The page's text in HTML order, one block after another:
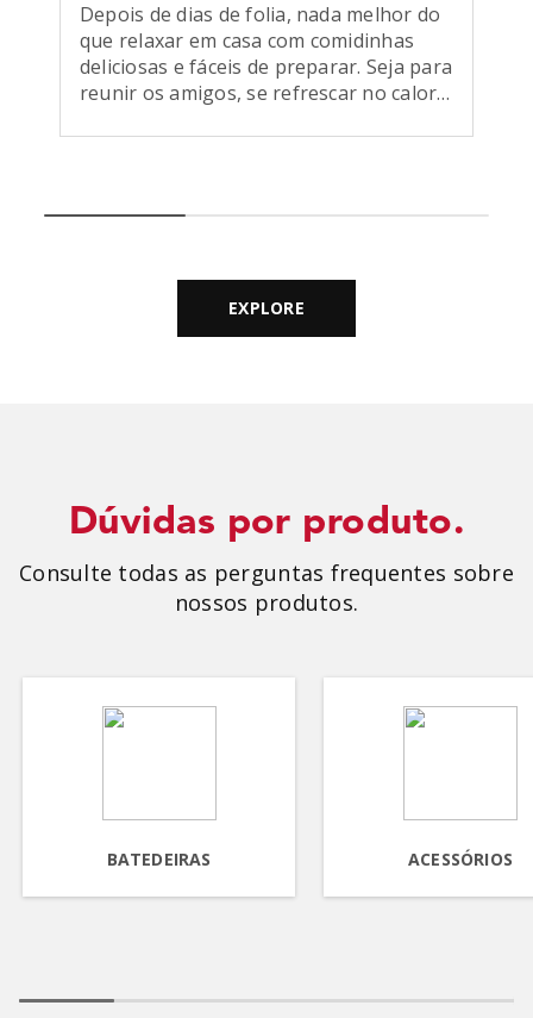
Depois de dias de folia, nada melhor do
que relaxar em casa com comidinhas
deliciosas e fáceis de preparar. Seja para
reunir os amigos, se refrescar no calor
recuperar, selecionamos receitas
Pizza de forno Nada como […]
EXPLORE
Dúvidas por produto.
Consulte todas as perguntas frequentes sobre
nossos produtos.
BATEDEIRAS ACESSÓRIOS